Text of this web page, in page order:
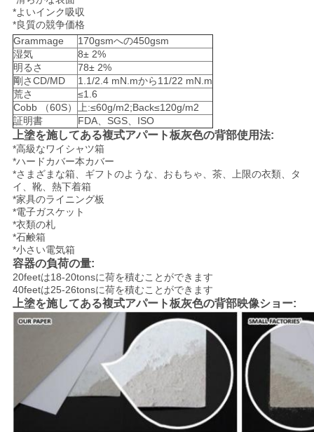
件
地
図
プ
ラ
イ
バ
シ
ー
ポ
リ
*よいインク吸収
*良質の競争価格
Grammage
170gsmへの450gsm
湿気
8± 2%
明るさ
78± 2%
剛さCD/MD
1.1/2.4 mN.mから11/22 mN.m
荒さ
≤1.6
Cobb （60S） 上:≤60g/m2;Back≤120g/m2
証明書
FDA、SGS、ISO
上塗を施してある複式アパート板灰色の背部使用法:
*高級なワイシャツ箱
*ハードカバー本カバー
*さまざまな箱、ギフトのような、おもちゃ、茶、上限の衣類、タ
イ、靴、熱下着箱
*家具のライニング板
*電子ガスケット
*衣類の札
*石鹸箱
*小さい電気箱
容器の負荷の量:
20feetは18-20tonsに荷を積むことができます
40feetは25-26tonsに荷を積むことができます
上塗を施してある複式アパート板灰色の背部映像ショー: